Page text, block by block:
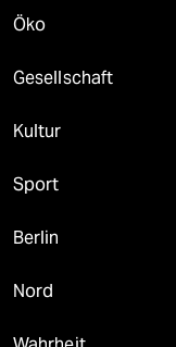
Öko
Gesellschaft
Kultur
Sport
Berlin
Nord